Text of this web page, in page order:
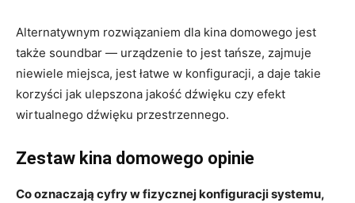
Alternatywnym rozwiązaniem dla kina domowego jest
także soundbar — urządzenie to jest tańsze, zajmuje
niewiele miejsca, jest łatwe w konfiguracji, a daje takie
korzyści jak ulepszona jakość dźwięku czy efekt
wirtualnego dźwięku przestrzennego.
Zestaw kina domowego opinie
Co oznaczają cyfry w fizycznej konfiguracji systemu,